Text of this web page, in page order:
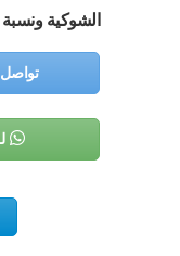
الشوكية ونسبة
تواصل